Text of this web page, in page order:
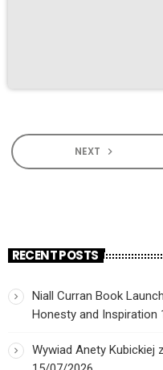
NEXT navigate_next
RECENT POSTS
Niall Curran Book
Honesty and Inspiration
Wywiad Anety Kubickiej